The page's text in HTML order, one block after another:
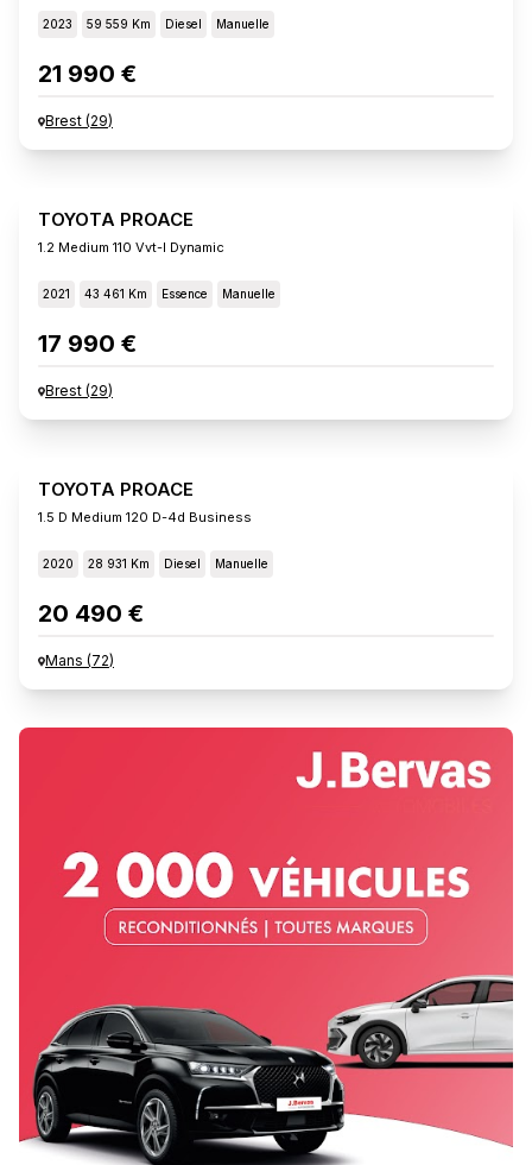
2023 59 559 Km Diesel Manuelle
21 990 €
Brest (29)
TOYOTA PROACE
1.2 Medium 110 Vvt-I Dynamic
2021 43 461 Km Essence Manuelle
17 990 €
Brest (29)
TOYOTA PROACE
1.5 D Medium 120 D-4d Business
2020 28 931 Km Diesel Manuelle
20 490 €
Mans (72)